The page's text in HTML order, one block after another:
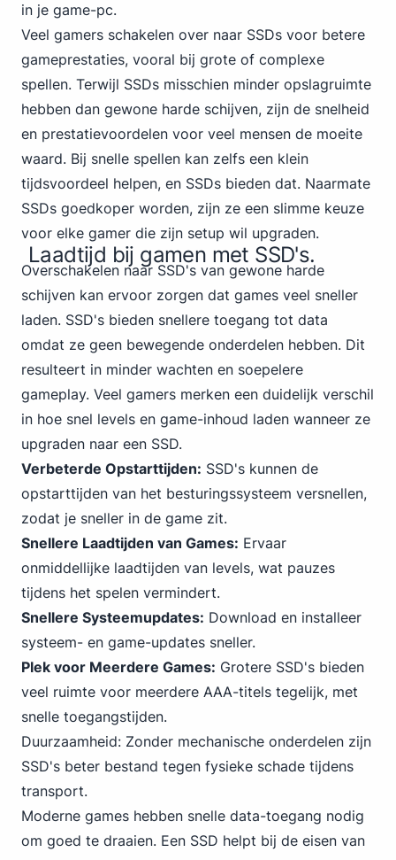
in je game-pc.
Veel gamers schakelen over naar SSDs voor betere
gameprestaties, vooral bij grote of complexe
spellen. Terwijl SSDs misschien minder opslagruimte
hebben dan gewone harde schijven, zijn de snelheid
en prestatievoordelen voor veel mensen de moeite
waard. Bij snelle spellen kan zelfs een klein
tijdsvoordeel helpen, en SSDs bieden dat. Naarmate
SSDs goedkoper worden, zijn ze een slimme keuze
voor elke gamer die zijn setup wil upgraden.
Laadtijd bij gamen met SSD's.
Overschakelen naar SSD's van gewone harde
schijven kan ervoor zorgen dat games veel sneller
laden. SSD's bieden snellere toegang tot data
omdat ze geen bewegende onderdelen hebben. Dit
resulteert in minder wachten en soepelere
gameplay. Veel gamers merken een duidelijk verschil
in hoe snel levels en game-inhoud laden wanneer ze
upgraden naar een SSD.
Verbeterde Opstarttijden: SSD's kunnen de
opstarttijden van het besturingssysteem versnellen,
zodat je sneller in de game zit.
Snellere Laadtijden van Games: Ervaar
onmiddellijke laadtijden van levels, wat pauzes
tijdens het spelen vermindert.
Snellere Systeemupdates: Download en installeer
systeem- en game-updates sneller.
Plek voor Meerdere Games: Grotere SSD's bieden
veel ruimte voor meerdere AAA-titels tegelijk, met
snelle toegangstijden.
Duurzaamheid: Zonder mechanische onderdelen zijn
SSD's beter bestand tegen fysieke schade tijdens
transport.
Moderne games hebben snelle data-toegang nodig
om goed te draaien. Een SSD helpt bij de eisen van